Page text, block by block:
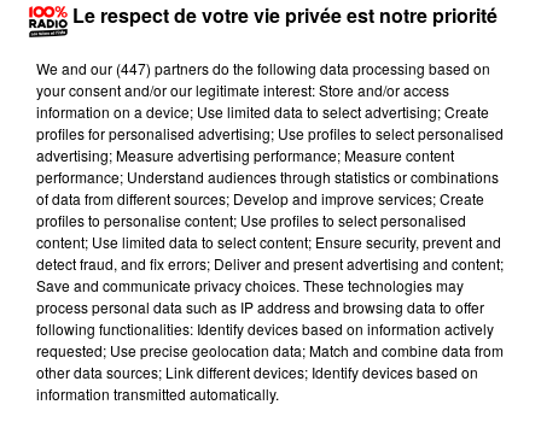
Lecture (1 min 16 sec)
100%
100% Radio l'agenda des Hautes-Pyrénées
Le respect de votre vie privée est notre priorité
We and our (447) partnersdo the following data processing based on
your consent and/or our legitimate interest: Store and/or access
information on a device; Use limited data to select advertising; Create
profiles for personalised advertising; Use profiles to select personalised
advertising; Measure advertising performance; Measure content
performance; Understand audiences through statistics or combinations
of data from different sources; Develop and improve services; Create
profiles to personalise content; Use profiles to select personalised
content; Use limited data to select content; Ensure security, prevent and
detect fraud, and fix errors; Deliver and present advertising and content;
Save and communicate privacy choices. These technologies may
process personal data such as IP address and browsing data to offer
following functionalities: Identify devices based on information actively
requested; Use precise geolocation data; Match and combine data from
other data sources; Link different devices; Identify devices based on
information transmitted automatically.